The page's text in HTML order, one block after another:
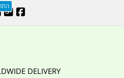
DELIVERY